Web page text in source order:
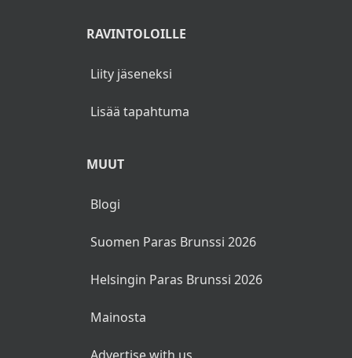
RAVINTOLOILLE
Liity jäseneksi
Lisää tapahtuma
MUUT
Blogi
Suomen Paras Brunssi 2026
Helsingin Paras Brunssi 2026
Mainosta